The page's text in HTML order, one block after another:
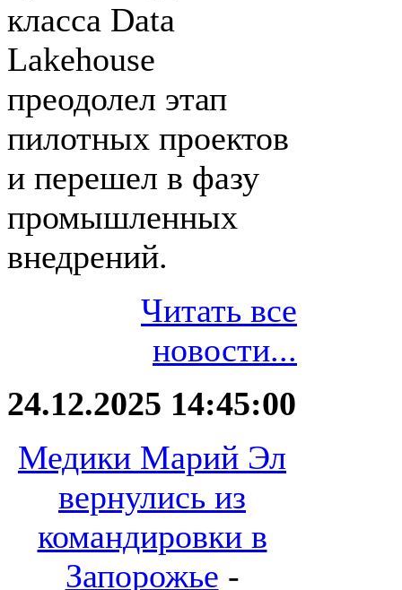
класса Data
Lakehouse
преодолел этап
пилотных проектов
и перешел в фазу
промышленных
внедрений.
Читать все
новости...
24.12.2025 14:45:00
Медики Марий Эл
вернулись из
командировки в
Запорожье -